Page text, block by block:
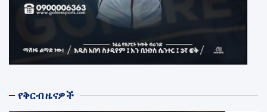
የቅርብ ዜናዎች